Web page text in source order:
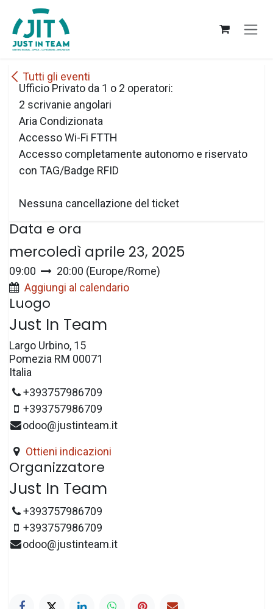
Passa al contenuto
Tutti gli eventi
Ufficio Privato da 1 o 2 operatori:
2 scrivanie angolari
Aria Condizionata
Accesso Wi-Fi FTTH
Accesso completamente autonomo e riservato
con TAG/Badge RFID
Nessuna cancellazione del ticket
Data e ora
mercoledì aprile 23, 2025
09:00 20:00 (Europe/Rome)
Aggiungi al calendario
Luogo
Just In Team
Largo Urbino, 15
Pomezia RM 00071
Italia
+393757986709
+393757986709
odoo@justinteam.it
Ottieni indicazioni
Organizzatore
Just In Team
+393757986709
+393757986709
odoo@justinteam.it